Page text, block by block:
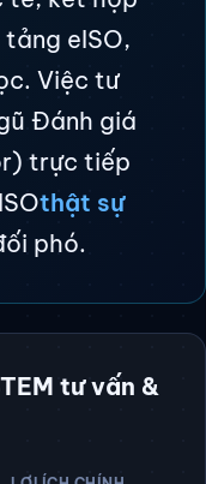
tư vấn,
quản trị
kết hợp
tảng eISO,
Việc tư
Đánh giá
trực tiếp
phó.
tư vấn &